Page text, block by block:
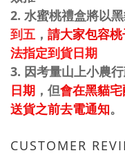
2. 水蜜桃禮盒將以
到五 ， 請大家包容
法指定到貨日期
3. 因考量山上小農
日期 ，但會在黑貓
送貨之前去電通知。
CUSTOMER